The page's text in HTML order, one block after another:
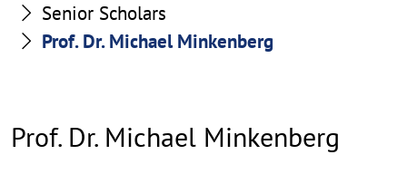
Senior Scholars
Prof. Dr. Michael Minkenberg
Prof. Dr. Michael Minkenberg